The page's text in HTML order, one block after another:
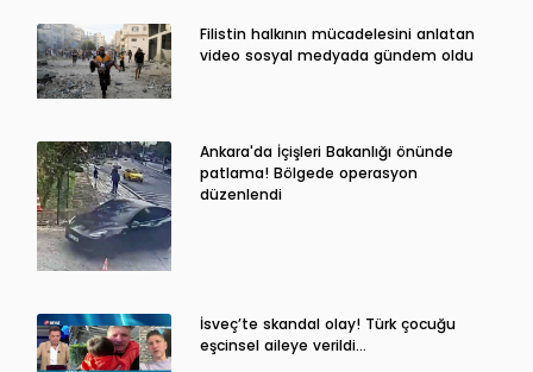
Filistin halkının mücadelesini anlatan
video sosyal medyada gündem oldu
Ankara'da İçişleri Bakanlığı önünde
patlama! Bölgede operasyon
düzenlendi
İsveç’te skandal olay! Türk çocuğu
eşcinsel aileye verildi…